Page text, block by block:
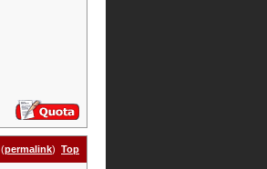
(permalink) Top